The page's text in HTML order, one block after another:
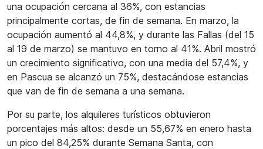
una ocupación cercana al 36%, con estancias
principalmente cortas, de fin de semana. En marzo, la
ocupación aumentó al 44,8%, y durante las Fallas (del 15
al 19 de marzo) se mantuvo en torno al 41%. Abril mostró
un crecimiento significativo, con una media del 57,4%, y
en Pascua se alcanzó un 75%, destacándose estancias
que van de fin de semana a una semana.
Por su parte, los alquileres turísticos obtuvieron
porcentajes más altos: desde un 55,67% en enero hasta
un pico del 84,25% durante Semana Santa, con